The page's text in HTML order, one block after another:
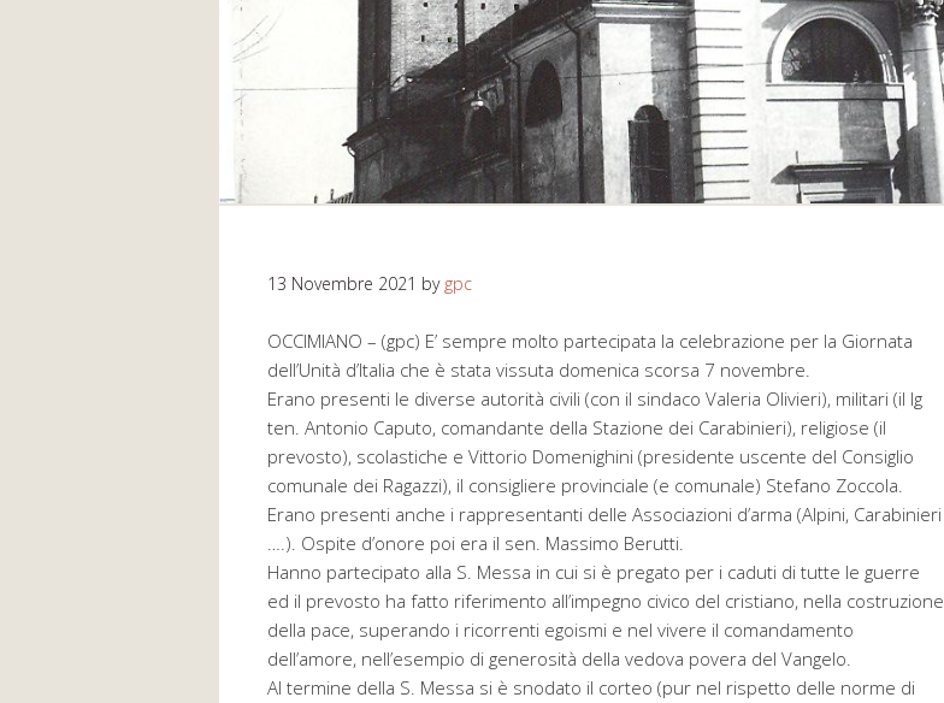
13 Novembre 2021 by gpc
OCCIMIANO – (gpc) E’ sempre molto partecipata la celebrazione per la Giornata
dell’Unità d’Italia che è stata vissuta domenica scorsa 7 novembre.
Erano presenti le diverse autorità civili (con il sindaco Valeria Olivieri), militari (il lg
ten. Antonio Caputo, comandante della Stazione dei Carabinieri), religiose (il
prevosto), scolastiche e Vittorio Domenighini (presidente uscente del Consiglio
comunale dei Ragazzi), il consigliere provinciale (e comunale) Stefano Zoccola.
Erano presenti anche i rappresentanti delle Associazioni d’arma (Alpini, Carabinieri
….). Ospite d’onore poi era il sen. Massimo Berutti.
Hanno partecipato alla S. Messa in cui si è pregato per i caduti di tutte le guerre
ed il prevosto ha fatto riferimento all’impegno civico del cristiano, nella costruzione
della pace, superando i ricorrenti egoismi e nel vivere il comandamento
dell’amore, nell’esempio di generosità della vedova povera del Vangelo.
Al termine della S. Messa si è snodato il corteo (pur nel rispetto delle norme di